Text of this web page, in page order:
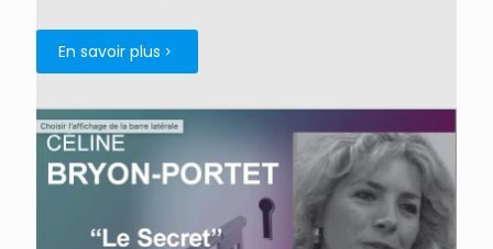
En savoir plus